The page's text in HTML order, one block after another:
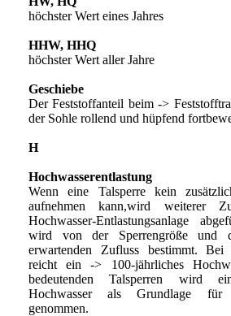
höchster Wert eines Jahres
HHW, HHQ
höchster Wert aller Jahre
Geschiebe
Der Feststoffanteil beim ->
der Sohle rollend und hüpfend
H
Hochwasserentlastung
Wenn eine Talsperre kein
aufnehmen kann,wird weiterer
Hochwasser-Entlastungsanlage
wird von der Sperrengröße und
erwartenden Zufluss bestimmt. Bei
reicht ein -> 100-jährliches
bedeutenden Talsperren wird
Hochwasser als Grundlage für
genommen.